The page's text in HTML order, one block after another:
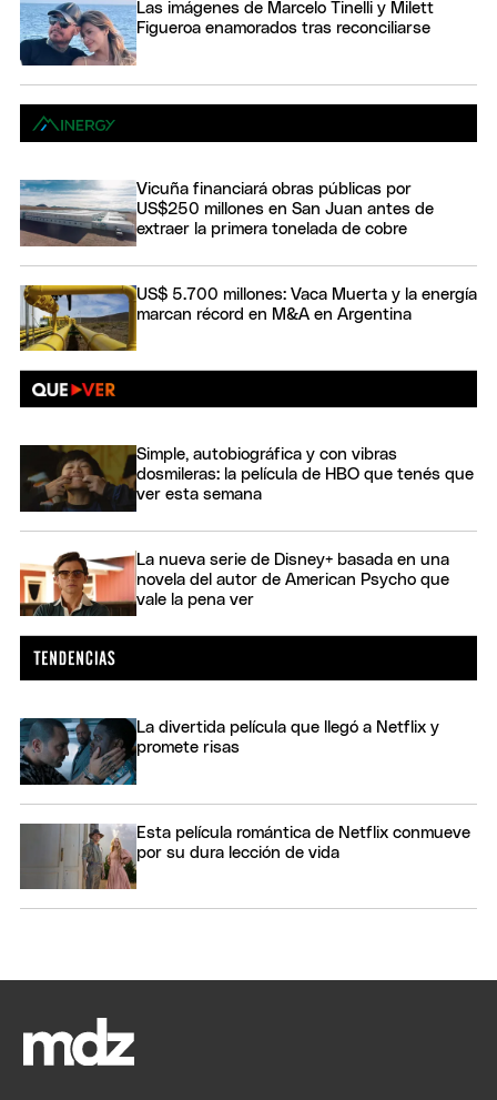
Las imágenes de Marcelo Tinelli y Milett
Figueroa enamorados tras reconciliarse
Vicuña financiará obras públicas por
US$250 millones en San Juan antes de
extraer la primera tonelada de cobre
US$ 5.700 millones: Vaca Muerta y la energía
marcan récord en M&A en Argentina
Simple, autobiográfica y con vibras
dosmileras: la película de HBO que tenés que
ver esta semana
La nueva serie de Disney+ basada en una
novela del autor de American Psycho que
vale la pena ver
La divertida película que llegó a Netflix y
promete risas
Esta película romántica de Netflix conmueve
por su dura lección de vida